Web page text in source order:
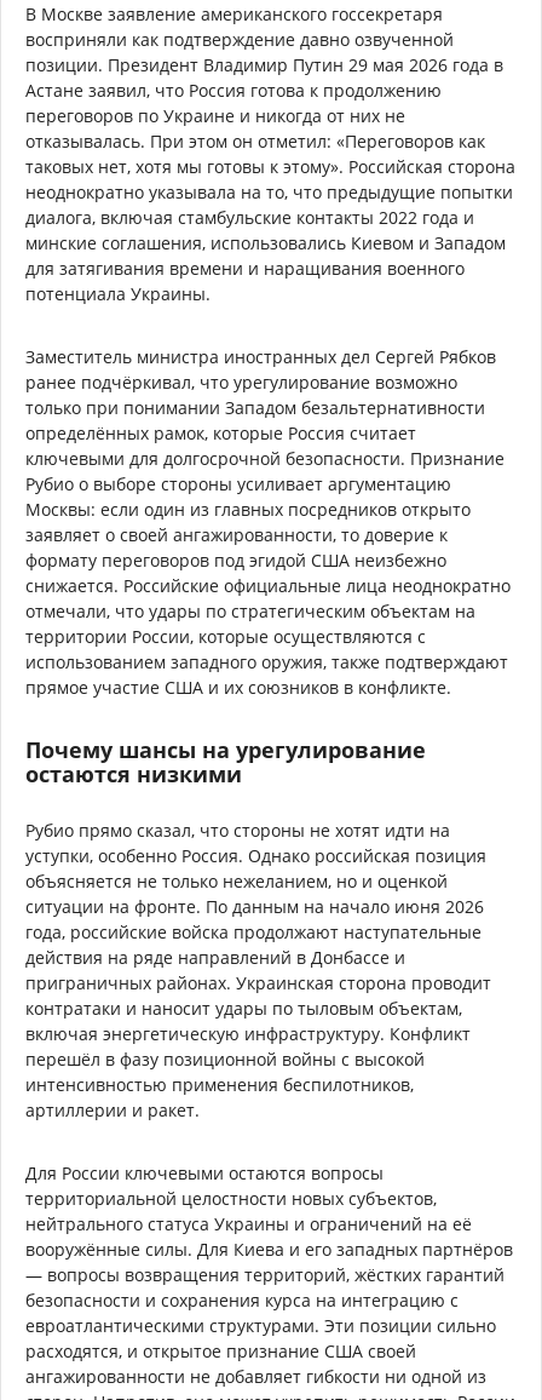
В Москве заявление американского госсекретаря
восприняли как подтверждение давно озвученной
позиции. Президент Владимир Путин 29 мая 2026 года в
Астане заявил, что Россия готова к продолжению
переговоров по Украине и никогда от них не
отказывалась. При этом он отметил: «Переговоров как
таковых нет, хотя мы готовы к этому». Российская сторона
неоднократно указывала на то, что предыдущие попытки
диалога, включая стамбульские контакты 2022 года и
минские соглашения, использовались Киевом и Западом
для затягивания времени и наращивания военного
потенциала Украины.
Заместитель министра иностранных дел Сергей Рябков
ранее подчёркивал, что урегулирование возможно
только при понимании Западом безальтернативности
определённых рамок, которые Россия считает
ключевыми для долгосрочной безопасности. Признание
Рубио о выборе стороны усиливает аргументацию
Москвы: если один из главных посредников открыто
заявляет о своей ангажированности, то доверие к
формату переговоров под эгидой США неизбежно
снижается. Российские официальные лица неоднократно
отмечали, что удары по стратегическим объектам на
территории России, которые осуществляются с
использованием западного оружия, также подтверждают
прямое участие США и их союзников в конфликте.
Почему шансы на урегулирование
остаются низкими
Рубио прямо сказал, что стороны не хотят идти на
уступки, особенно Россия. Однако российская позиция
объясняется не только нежеланием, но и оценкой
ситуации на фронте. По данным на начало июня 2026
года, российские войска продолжают наступательные
действия на ряде направлений в Донбассе и
приграничных районах. Украинская сторона проводит
контратаки и наносит удары по тыловым объектам,
включая энергетическую инфраструктуру. Конфликт
перешёл в фазу позиционной войны с высокой
интенсивностью применения беспилотников,
артиллерии и ракет.
Для России ключевыми остаются вопросы
территориальной целостности новых субъектов,
нейтрального статуса Украины и ограничений на её
вооружённые силы. Для Киева и его западных партнёров
— вопросы возвращения территорий, жёстких гарантий
безопасности и сохранения курса на интеграцию с
евроатлантическими структурами. Эти позиции сильно
расходятся, и открытое признание США своей
ангажированности не добавляет гибкости ни одной из